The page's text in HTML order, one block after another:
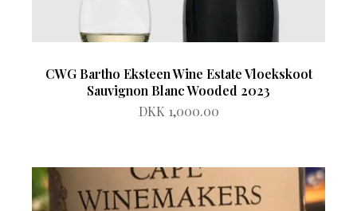
CWG Bartho Eksteen Wine Estate Vloekskoot
Sauvignon Blanc Wooded 2023
DKK 1,000.00